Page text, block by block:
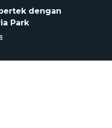
dengan
Park